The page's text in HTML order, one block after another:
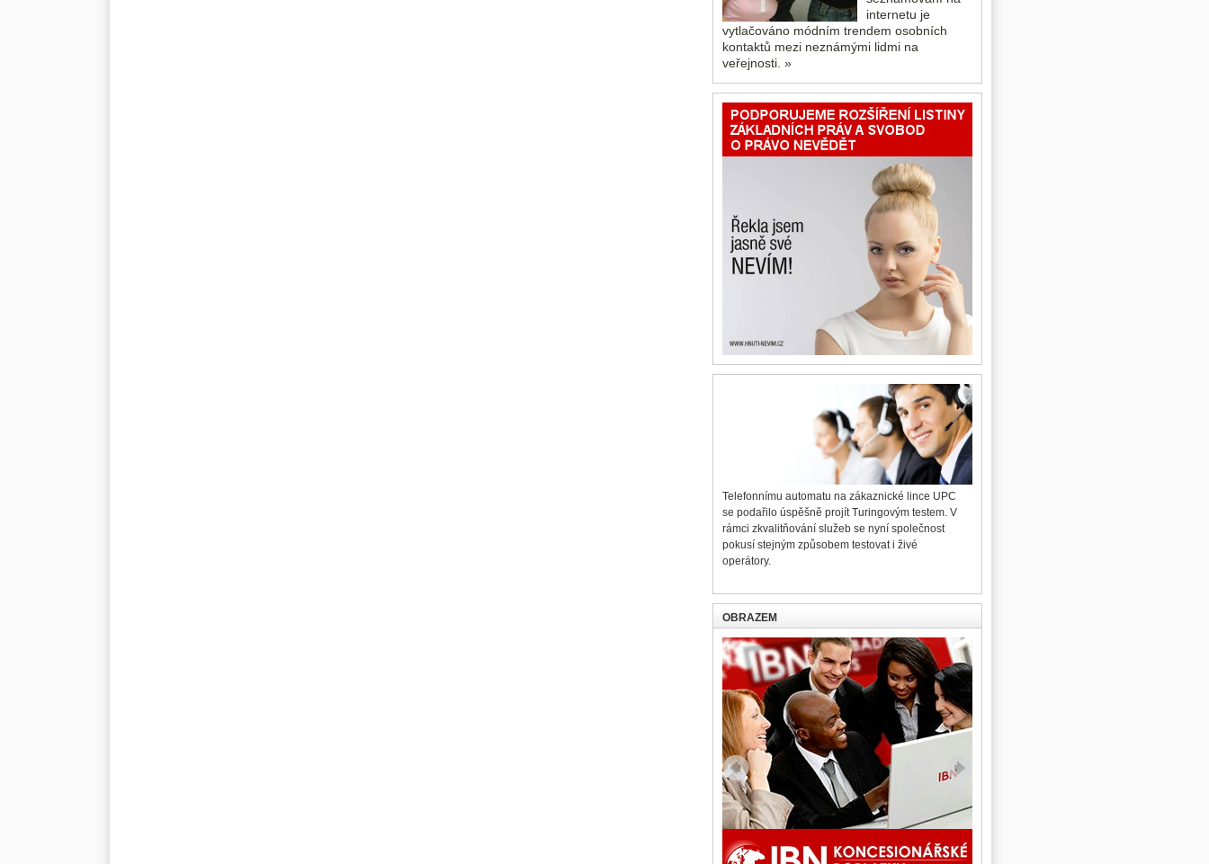
internetu je
vytlačováno módním trendem osobních
kontaktů mezi neznámými lidmi na
veřejnosti. »
Telefonnímu automatu na zákaznické lince UPC
se podařilo úspěšně projít Turingovým testem. V
rámci zkvalitňování služeb se nyní společnost
pokusí stejným způsobem testovat i živé
operátory.
OBRAZEM